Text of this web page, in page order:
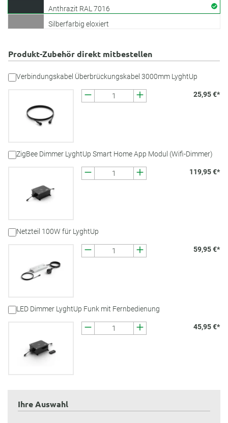
Anthrazit RAL 7016
Silberfarbig eloxiert
Produkt-Zubehör direkt mitbestellen
Verbindungskabel Überbrückungskabel 3000mm LyghtUp
25,95 €*
ZigBee Dimmer LyghtUp Smart Home App Modul (Wifi-Dimmer)
119,95 €*
Netzteil 100W für LyghtUp
59,95 €*
LED Dimmer LyghtUp Funk mit Fernbedienung
45,95 €*
Ihre Auswahl